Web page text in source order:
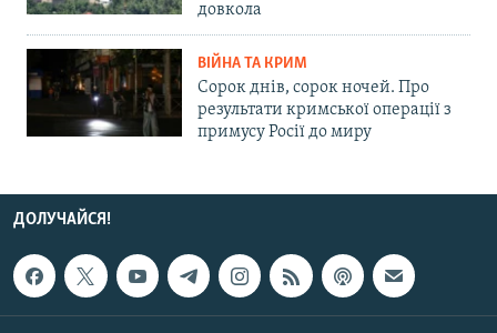
довкола
ВІЙНА ТА КРИМ
Сорок днів, сорок ночей. Про
результати кримської операції з
примусу Росії до миру
ДОЛУЧАЙСЯ!